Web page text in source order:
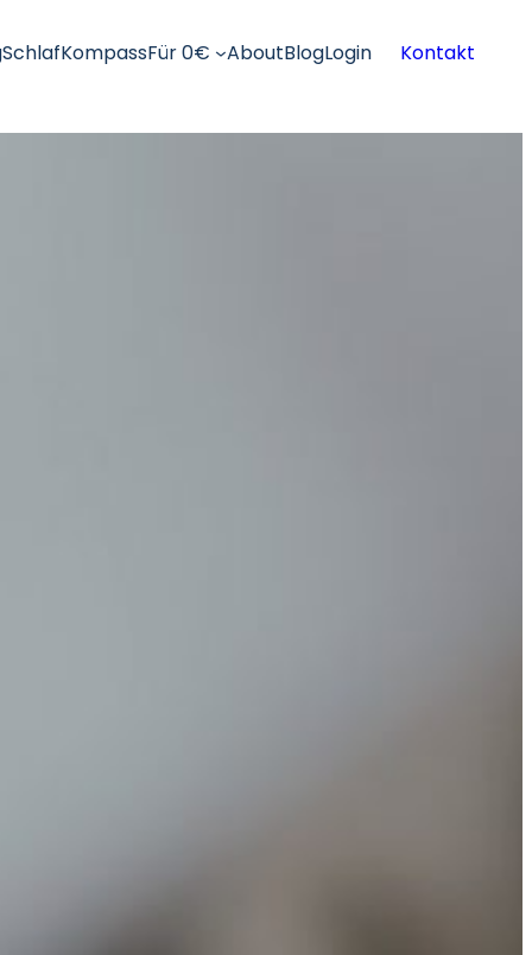
SchlafKompassFür 0€ AboutBlogLogin Kontakt